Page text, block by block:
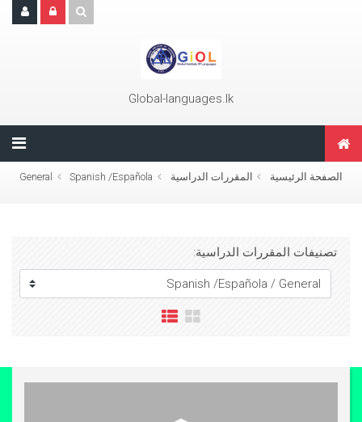
Global-languages.lk
الصفحة الرئيسية المقررات الدراسية Spanish /Española
General
تصنيفات المقررات الدراسية: